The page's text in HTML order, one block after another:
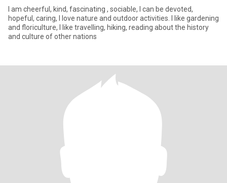
I am cheerful, kind, fascinating , sociable, I can be devoted,
hopeful, caring, I love nature and outdoor activities. I like gardening
and floriculture, I like travelling, hiking, reading about the history
and culture of other nations